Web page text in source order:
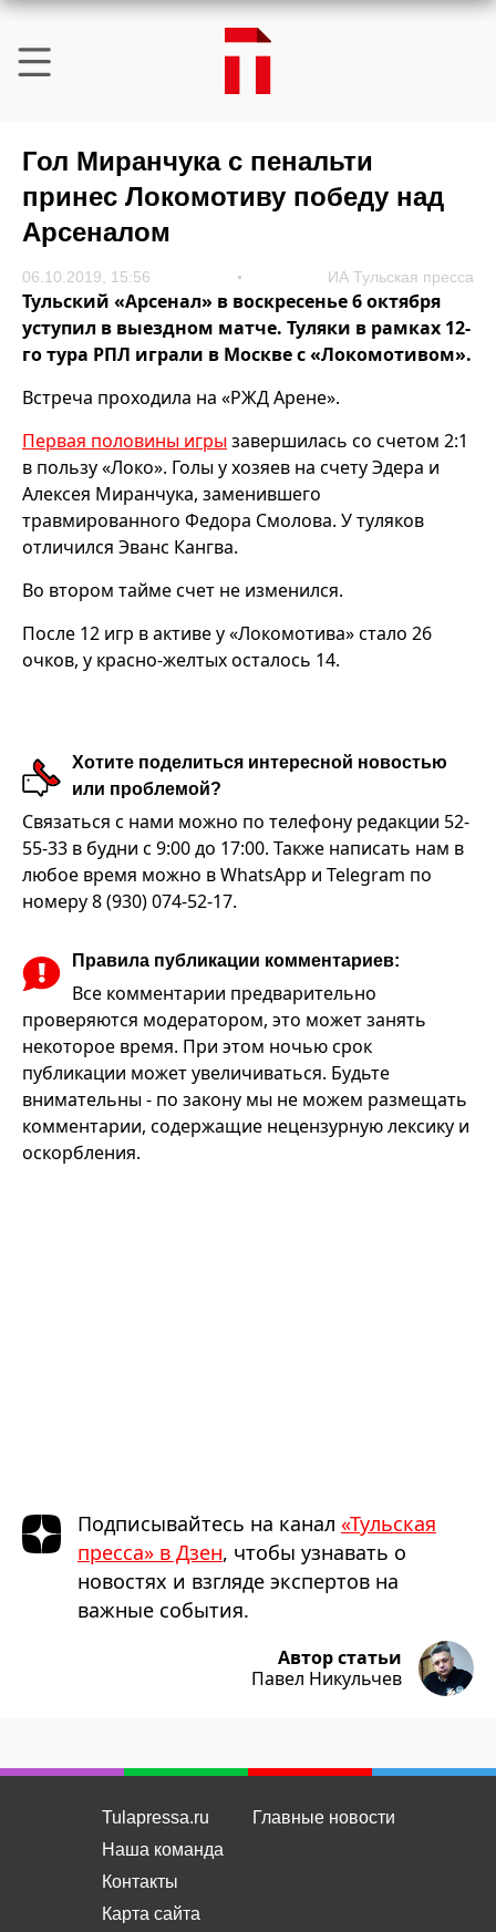
Гол Миранчука с пенальти
принес Локомотиву победу над
Арсеналом
06.10.2019, 15:56 ИА Тульская пресса
Тульский «Арсенал» в воскресенье 6 октября
уступил в выездном матче. Туляки в рамках 12-
го тура РПЛ играли в Москве с «Локомотивом».
Встреча проходила на «РЖД Арене».
Первая половины игрызавершилась со счетом 2:1
в пользу «Локо». Голы у хозяев на счету Эдера и
Алексея Миранчука, заменившего
травмированного Федора Смолова. У туляков
отличился Эванс Кангва.
Во втором тайме счет не изменился.
После 12 игр в активе у «Локомотива» стало 26
очков, у красно-желтых осталось 14.
Хотите поделиться интересной новостью
или проблемой?
Связаться с нами можно по телефону редакции 52-
55-33 в будни с 9:00 до 17:00. Также написать нам в
любое время можно в WhatsApp и Telegram по
номеру 8 (930) 074-52-17.
Правила публикации комментариев:
Все комментарии предварительно
проверяются модератором, это может занять
некоторое время. При этом ночью срок
публикации может увеличиваться. Будьте
внимательны - по закону мы не можем размещать
комментарии, содержащие нецензурную лексику и
оскорбления.
Подписывайтесь на канал «Тульская
пресса» в Дзен, чтобы узнавать о
новостях и взгляде экспертов на
важные события.
Автор статьи
Павел Никульчев
Tulapressa.ru
Наша команда
Контакты
Карта сайта
Главные новости